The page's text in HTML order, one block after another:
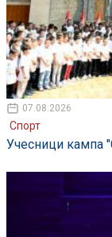
07.08.2026
Спорт
Учесници кампа